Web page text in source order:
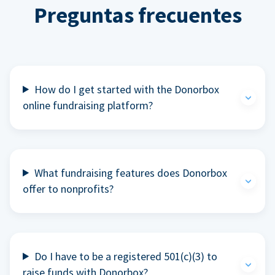
Preguntas frecuentes
How do I get started with the Donorbox
online fundraising platform?
What fundraising features does Donorbox
offer to nonprofits?
Do I have to be a registered 501(c)(3) to
raise funds with Donorbox?